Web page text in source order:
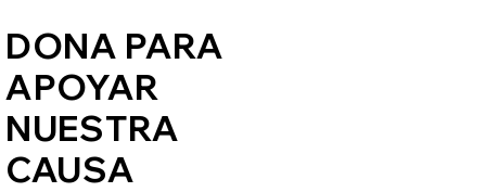
DONA PARA
APOYAR
NUESTRA
CAUSA